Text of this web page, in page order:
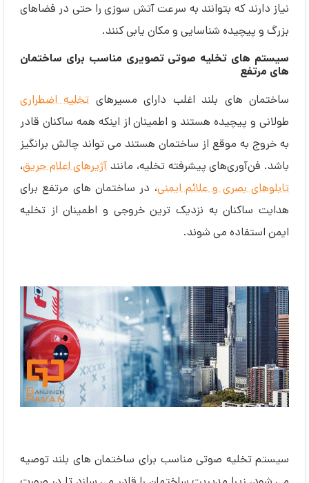
نیاز دارند که بتوانند به سرعت آتش سوزی را حتی در فضاهای
بزرگ و پیچیده شناسایی و مکان یابی کنند.
سیستم های تخلیه صوتی تصویری مناسب برای ساختمان
های مرتفع
ساختمان های بلند اغلب دارای مسیرهای تخلیه اضطراری
طولانی و پیچیده هستند و اطمینان از اینکه همه ساکنان قادر
به خروج به موقع از ساختمان هستند می تواند چالش برانگیز
باشد. فن‌آوری‌های پیشرفته تخلیه، مانند آژیرهای اعلام حریق،
تابلوهای بصری و علائم ایمنی، در ساختمان ‌های مرتفع برای
هدایت ساکنان به نزدیک ‌ترین خروجی و اطمینان از تخلیه
ایمن استفاده می ‌شوند.
سیستم تخلیه صوتی مناسب برای ساختمان های بلند توصیه